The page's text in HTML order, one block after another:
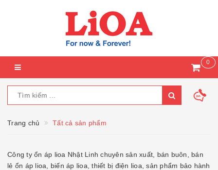
0
Trang chủ Tất cả sản phẩm
Công ty ổn áp lioa Nhật Linh chuyên sản xuất, bán buôn, bán
lẻ ổn áp lioa, biến áp lioa, thiết bị điện lioa, sản phẩm bảo hành